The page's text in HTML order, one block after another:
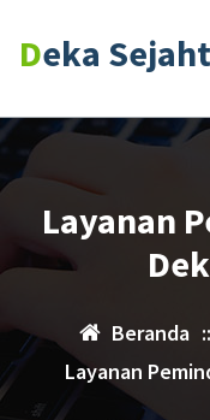
Deka
Layanan
Beranda ::
Layanan